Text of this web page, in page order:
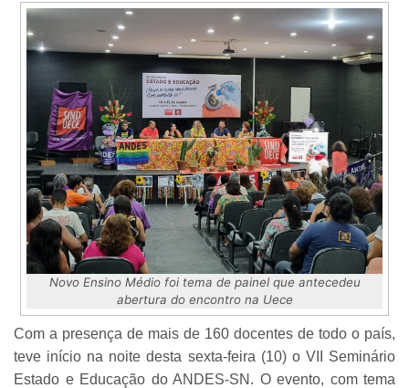
Novo Ensino Médio foi tema de painel que antecedeu
abertura do encontro na Uece
Com a presença de mais de 160 docentes de todo o país,
teve início na noite desta sexta-feira (10) o VII Seminário
Estado e Educação do ANDES-SN. O evento, com tema